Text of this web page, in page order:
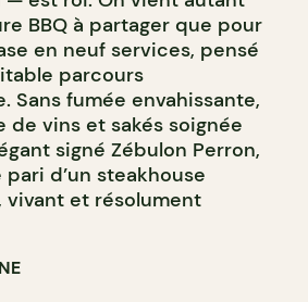
BBQ à partager que pour
en neuf services, pensé
parcours
Sans fumée envahissante,
de vins et sakés soignée
signé Zébulon Perron,
pari d’un steakhouse
vivant et résolument